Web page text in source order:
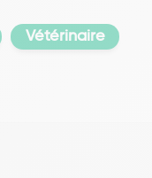
Vétérinaire